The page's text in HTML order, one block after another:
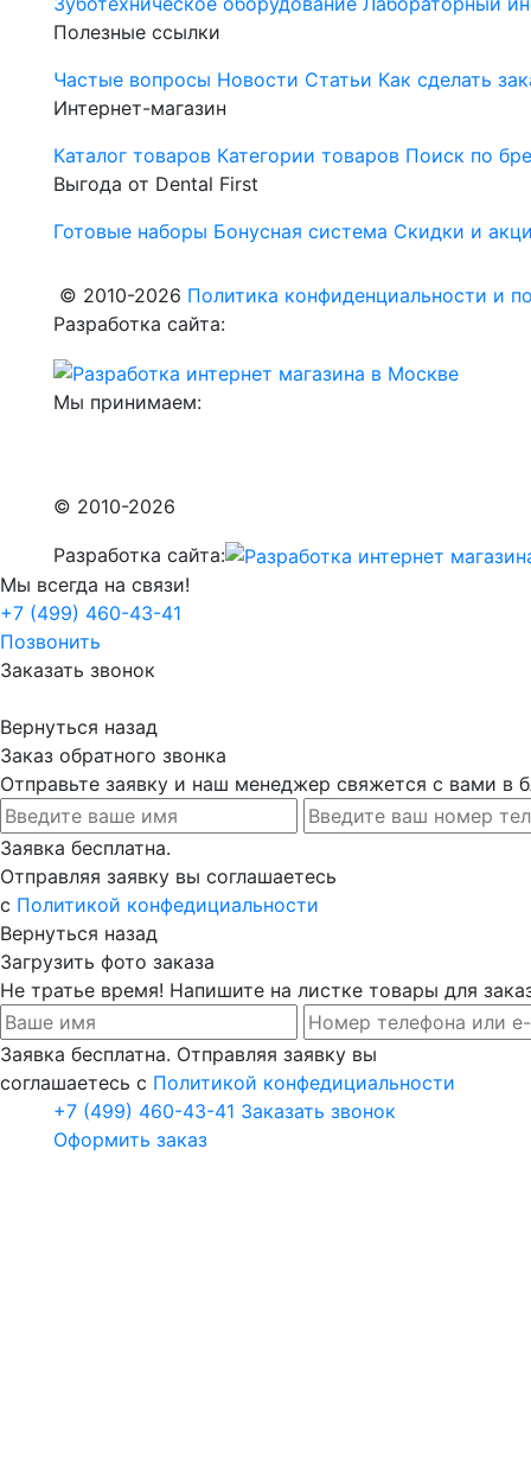
Полезные ссылки
Частые вопросы Новости Статьи Как сделать
Интернет-магазин
Каталог товаров Категории товаров Поиск по
Выгода от Dental First
Готовые наборы Бонусная система Скидки и
© 2010-2026 Политика конфиденциальности и
Разработка сайта:
Мы принимаем:
© 2010-2026
Разработка сайта:
Мы всегда на связи!
+7 (499) 460-43-41
Позвонить
Заказать звонок
Вернуться назад
Заказ обратного звонка
Отправьте заявку и наш менеджер свяжется с вами в
Заявка бесплатна.
Отправляя заявку вы соглашаетесь
с Политикой конфедициальности
Вернуться назад
Загрузить фото заказа
Не тратье время! Напишите на листке товары для
Заявка бесплатна. Отправляя заявку вы
соглашаетесь с Политикой конфедициальности
+7 (499) 460-43-41 Заказать звонок
Оформить заказ